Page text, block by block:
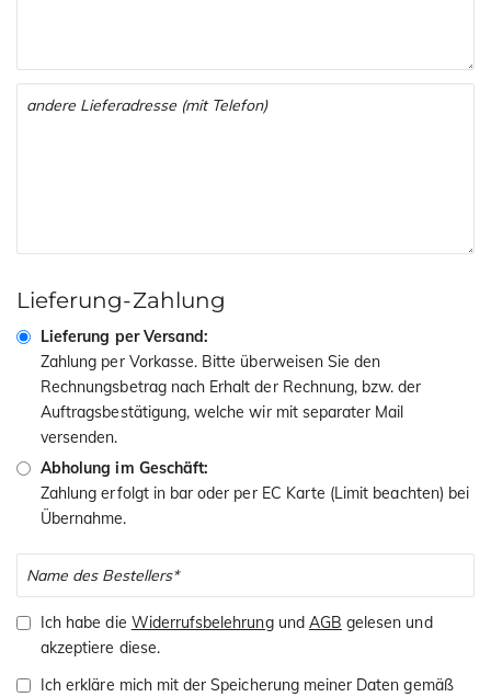
Lieferung-Zahlung
Lieferung per Versand:
Zahlung per Vorkasse. Bitte überweisen Sie den
Rechnungsbetrag nach Erhalt der Rechnung, bzw. der
Auftragsbestätigung, welche wir mit separater Mail
versenden.
Abholung im Geschäft:
Zahlung erfolgt in bar oder per EC Karte (Limit beachten) bei
Übernahme.
Ich habe die Widerrufsbelehrungund AGB gelesen und
akzeptiere diese.
Ich erkläre mich mit der Speicherung meiner Daten gemäß